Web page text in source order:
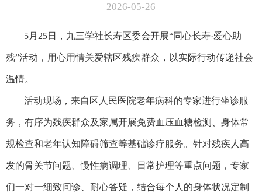
2026-05-26
5月25日，九三学社长寿区委会开展“同心长寿·爱心助
残”活动，用心用情关爱辖区残疾群众，以实际行动传递社会
温情。
活动现场，来自区人民医院老年病科的专家进行坐诊服
务，有序为残疾群众及家属开展免费血压血糖检测、身体常
规检查和老年认知障碍筛查等基础诊疗服务。针对残疾人高
发的骨关节问题、慢性病调理、日常护理等重点问题，专家
们一对一细致问诊、耐心答疑，结合每个人的身体状况定制